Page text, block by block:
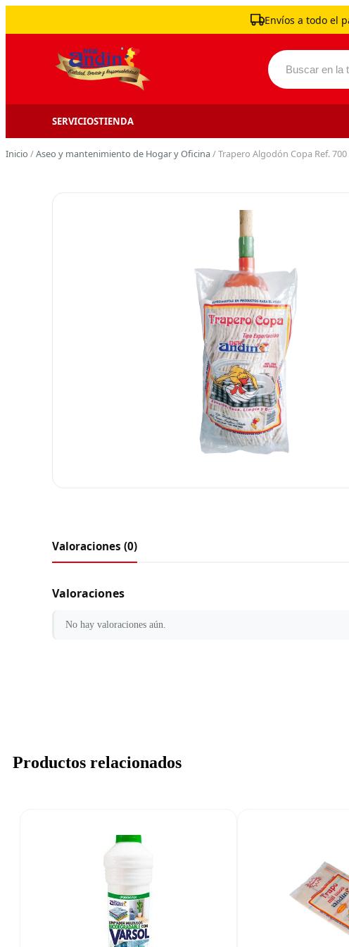
Envíos a todo el
Buscar por:
SERVICIOSTIENDA
Inicio /Aseo y mantenimiento de Hogar y Oficina / Trapero Algodón Copa Ref.
Valoraciones (0)
Valoraciones
No hay valoraciones aún.
Productos relacionados